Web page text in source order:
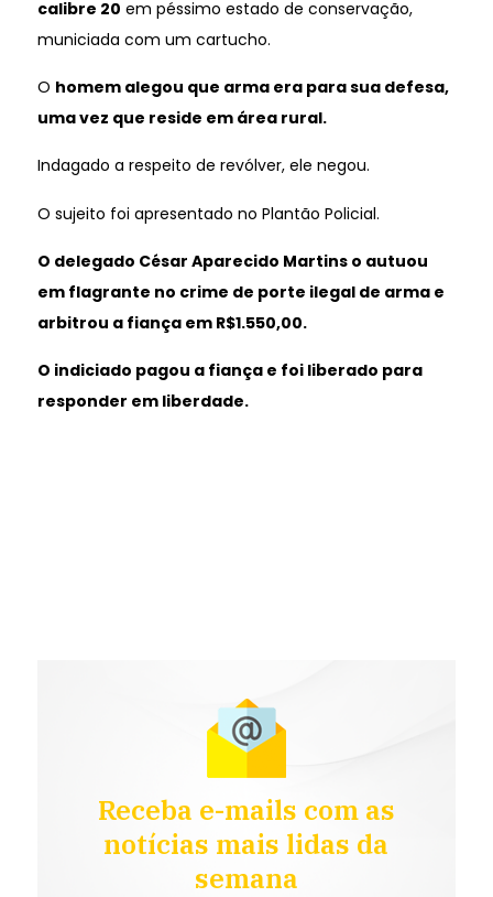
calibre 20 em péssimo estado de conservação,
municiada com um cartucho.
O homem alegou que arma era para sua defesa,
uma vez que reside em área rural.
Indagado a respeito de revólver, ele negou.
O sujeito foi apresentado no Plantão Policial.
O delegado César Aparecido Martins o autuou
em flagrante no crime de porte ilegal de arma e
arbitrou a fiança em R$1.550,00.
O indiciado pagou a fiança e foi liberado para
responder em liberdade.
Receba e-mails com as
notícias mais lidas da
semana